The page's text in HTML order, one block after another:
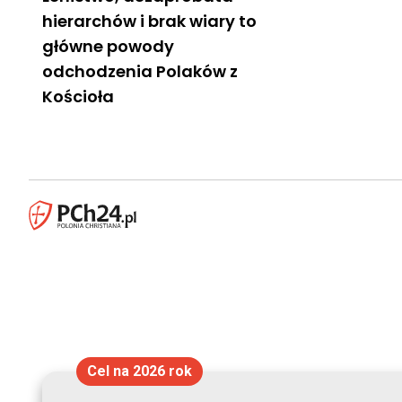
hierarchów i brak wiary to
główne powody
odchodzenia Polaków z
Kościoła
Cel na 2026 rok